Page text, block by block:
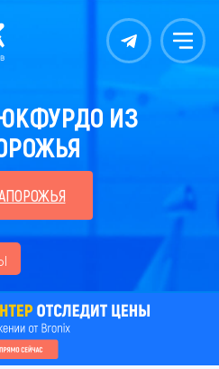
Контакты Меню
ИЗ